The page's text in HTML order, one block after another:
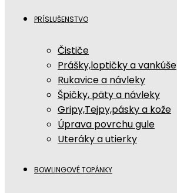
PRÍSLUŠENSTVO
Čističe
Prášky,loptičky a vankúše
Rukavice a návleky
Špičky, päty a návleky
Gripy,Tejpy,pásky a kože
Úprava povrchu gule
Uteráky a utierky
BOWLINGOVÉ TOPÁNKY